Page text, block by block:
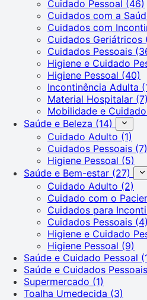
Cuidado Pessoal (46)
Cuidados com a
Cuidados com
Cuidados Geriátricos
Cuidados Pessoais
Higiene e Cuidado
Higiene Pessoal (40)
Incontinência Adulta
Material Hospitalar (7)
Mobilidade e
Saúde e Beleza (14)
Cuidado Adulto (1)
Cuidados Pessoais (7)
Higiene Pessoal (5)
Saúde e Bem-estar (27)
Cuidado Adulto (2)
Cuidado com o
Cuidados para
Cuidados Pessoais (4)
Higiene e Cuidado
Higiene Pessoal (9)
Saúde e Cuidado Pessoal
Saúde e Cuidados Pessoais
Supermercado (1)
Toalha Umedecida (3)